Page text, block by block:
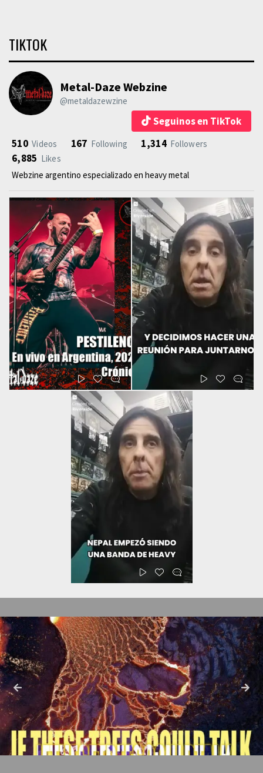
TIKTOK
Metal-Daze Webzine
@metaldazewzine
Seguinos en TikTok
510 Videos 167 Following 1,314 Followers
6,885 Likes
Webzine argentino especializado en heavy metal